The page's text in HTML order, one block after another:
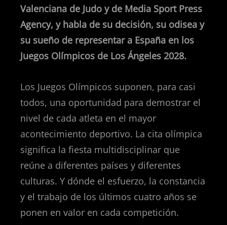
Valenciana de Judo y de Media Sport Press
Agency, y habla de su decisión, su odisea y
su sueño de representar a España en los
Juegos Olímpicos de Los Ángeles 2028.
Los Juegos Olímpicos suponen, para casi
todos, una oportunidad para demostrar el
nivel de cada atleta en el mayor
acontecimiento deportivo. La cita olímpica
significa la fiesta multidisciplinar que
reúne a diferentes países y diferentes
culturas. Y dónde el esfuerzo, la constancia
y el trabajo de los últimos cuatro años se
ponen en valor en cada competición.